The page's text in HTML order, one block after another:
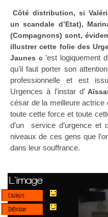
Côté distribution, si
un scandale d’Etat),
(Compagnons) sont,
illustrer cette folie des
Jaunes c ’est logiquement
qu’il faut porter son
professionnelle et est
Urgences à l’instar d’
césar de la meilleure actrice
toute cette force et toute
d’un service d’urgence et
niveaux de ces gens que
dans leur souffrance.
L'image
Couleurs
Définition